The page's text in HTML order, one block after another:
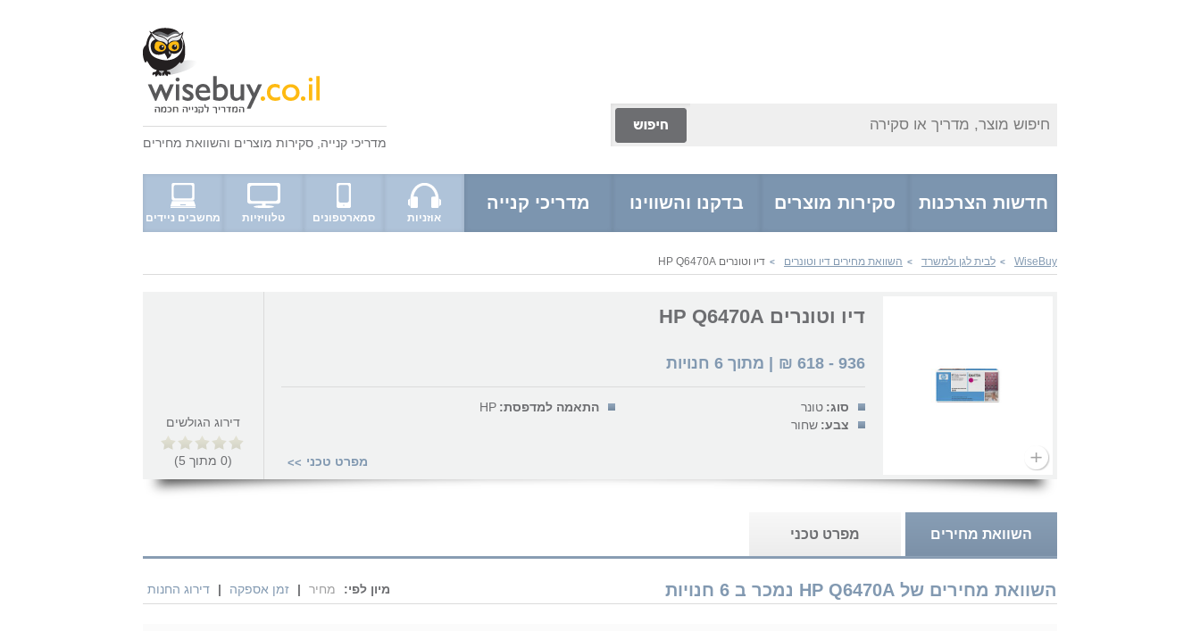
חיפוש מוצר, מדריך או סקירה
מדריכי קנייה סקירות מוצרים והשוואת מחירים
חדשות הצרכנות סקירות מוצרים בדקנו והשווינו מדריכי קנייה
אוזניות סמארטפונים טלוויזיות מחשבים ניידים
WiseBuy
> לבית לגן ולמשרד > השוואת מחירים דיו וטונרים > דיו וטונרים HP Q6470A
דיו וטונרים HP Q6470A
936
-
618
₪ | מתוך 6 חנויות
סוג: טונר התאמה למדפסת: HP
צבע: שחור
מפרט טכני >>
דירוג הגולשים
(
0 מתוך 5
)
השוואת מחירים מפרט טכני
השוואת מחירים של HP Q6470A נמכר ב 6 חנויות מיון לפי: מחיר | זמן אספקה | דירוג החנות